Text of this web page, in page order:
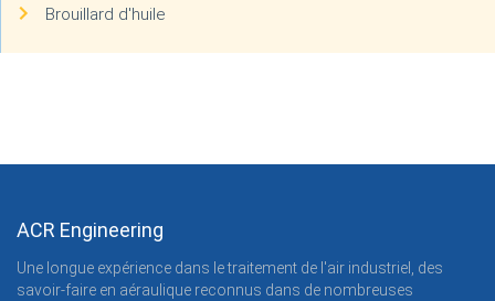
Brouillard d'huile
ACR Engineering
Une longue expérience dans le traitement de l'air industriel, des
savoir-faire en aéraulique reconnus dans de nombreuses